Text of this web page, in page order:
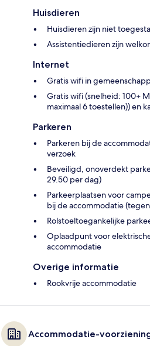
Huisdieren
Huisdieren zijn niet
Assistentiedieren zijn
Internet
Gratis wifi in
Gratis wifi (snelheid: 100+
maximaal 6 toestellen)) en
Parkeren
Parkeren bij de
verzoek
Beveiligd, onoverdekt
29.50 per dag)
Parkeerplaatsen voor
bij de accommodatie
Rolstoeltoegankelijke
Oplaadpunt voor
accommodatie
Overige informatie
Rookvrije accommodatie
Accommodatie-